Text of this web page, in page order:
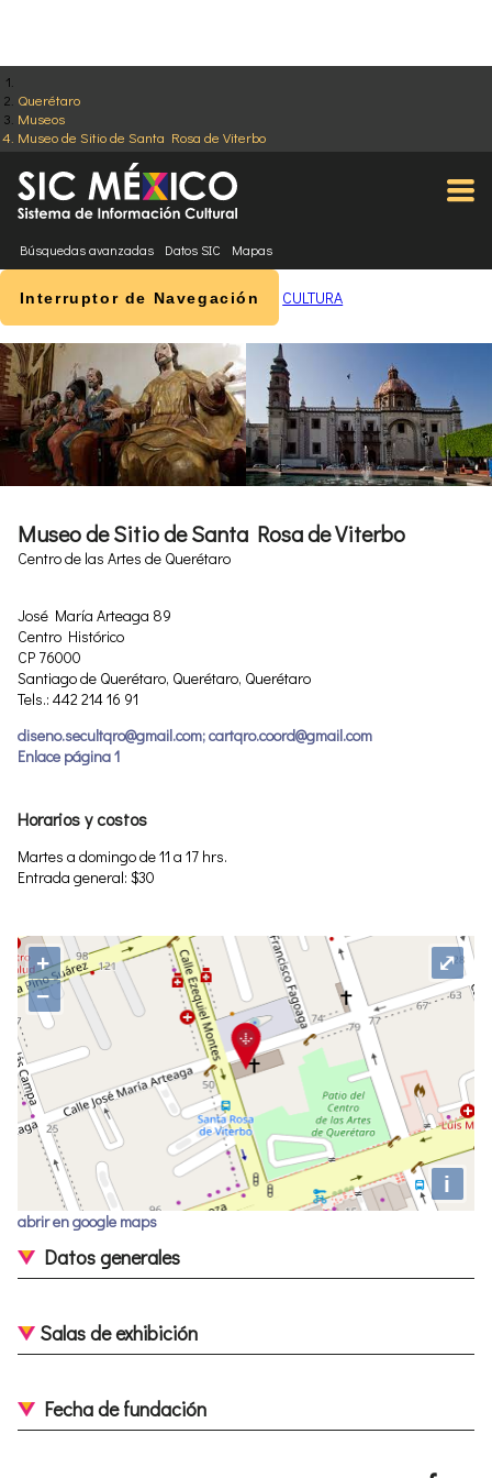
Querétaro
Museos
Museo de Sitio de Santa Rosa de Viterbo
Búsquedas avanzadas Datos SIC Mapas
Interruptor de Navegación CULTURA
Museo de Sitio de Santa Rosa de Viterbo
Centro de las Artes de Querétaro
José María Arteaga 89
Centro Histórico
CP 76000
Santiago de Querétaro, Querétaro, Querétaro
Tels.: 442 214 16 91
diseno.secultqro@gmail.com; cartqro.coord@gmail.com
Enlace página 1
Horarios y costos
Martes a domingo de 11 a 17 hrs.
Entrada general: $30
+
−
i
⤢
abrir en google maps
Datos generales
Salas de exhibición
Fecha de fundación